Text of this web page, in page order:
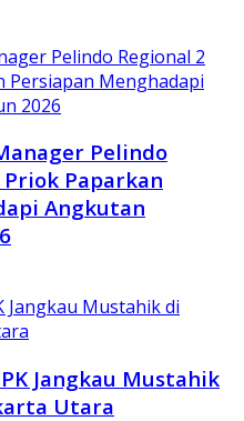
Pelindo
Paparkan
Angkutan
Jangkau Mustahik
Utara